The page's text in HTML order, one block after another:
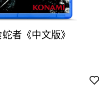
者《中文版》